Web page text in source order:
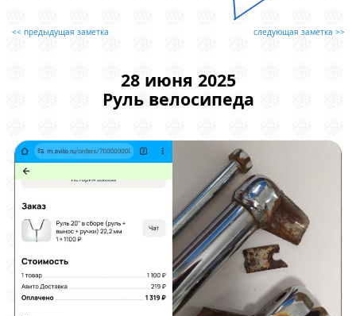
<< предыдущая заметка следующая заметка >>
28 июня 2025
Руль велосипеда